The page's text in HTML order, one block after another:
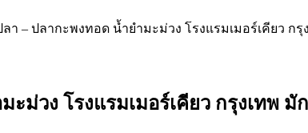
ลา – ปลากะพงทอด น้ำยำมะม่วง โรงแรมเมอร์เคียว ก
ะม่วง โรงแรมเมอร์เคียว กรุงเทพ มั